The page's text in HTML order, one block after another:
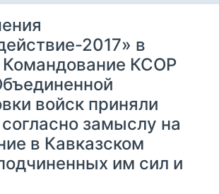
2017» в
КСОР
войск приняли
замыслу на
в Кавказском
им сил и